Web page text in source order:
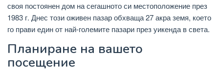
своя постоянен дом на сегашното си местоположение през
1983 г. Днес този оживен пазар обхваща 27 акра земя, което
го прави един от най-големите пазари през уикенда в света.
Планиране на вашето
посещение